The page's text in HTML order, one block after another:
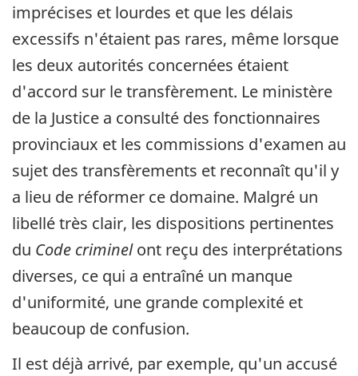
imprécises et lourdes et que les délais
excessifs n'étaient pas rares, même lorsque
les deux autorités concernées étaient
d'accord sur le transfèrement. Le ministère
de la Justice a consulté des fonctionnaires
provinciaux et les commissions d'examen au
sujet des transfèrements et reconnaît qu'il y
a lieu de réformer ce domaine. Malgré un
libellé très clair, les dispositions pertinentes
du Code criminelont reçu des interprétations
diverses, ce qui a entraîné un manque
d'uniformité, une grande complexité et
beaucoup de confusion.
Il est déjà arrivé, par exemple, qu'un accusé